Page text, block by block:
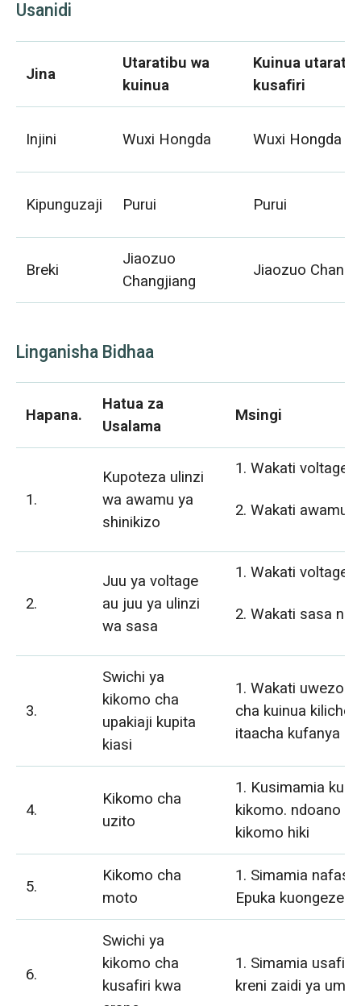
Usanidi
Jina
Utaratibu wa
kuinua
Kuinua
kusafiri
Injini Wuxi Hongda Wuxi Hongda
Kipunguzaji Purui Purui
Breki
Jiaozuo
Changjiang
Jiaozuo
Linganisha Bidhaa
Hapana.
Hatua za
Usalama
Msingi
1.
Kupoteza ulinzi
wa awamu ya
shinikizo
1. Wakati voltage
2. Wakati awamu
2.
Juu ya voltage
au juu ya ulinzi
wa sasa
1. Wakati voltage
2. Wakati sasa ni
3.
Swichi ya
kikomo cha
upakiaji kupita
kiasi
1. Wakati uwezo
cha kuinua
itaacha kufanya
4.
Kikomo cha
uzito
1. Kusimamia
kikomo. ndoano
kikomo hiki
5.
Kikomo cha
moto
1. Simamia nafasi
Epuka
6.
Swichi ya
kikomo cha
kusafiri kwa
1. Simamia usafiri
kreni zaidi ya